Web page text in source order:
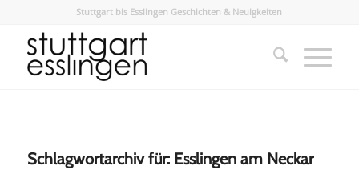
Stuttgart bis Esslingen Geschichten & Neuigkeiten
Schlagwortarchiv für: Esslingen am Neckar